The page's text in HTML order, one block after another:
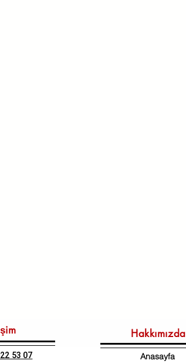
53 07
Hakkımızda
Anasayfa